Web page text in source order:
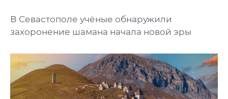
В Севастополе учёные обнаружили
захоронение шамана начала новой эры